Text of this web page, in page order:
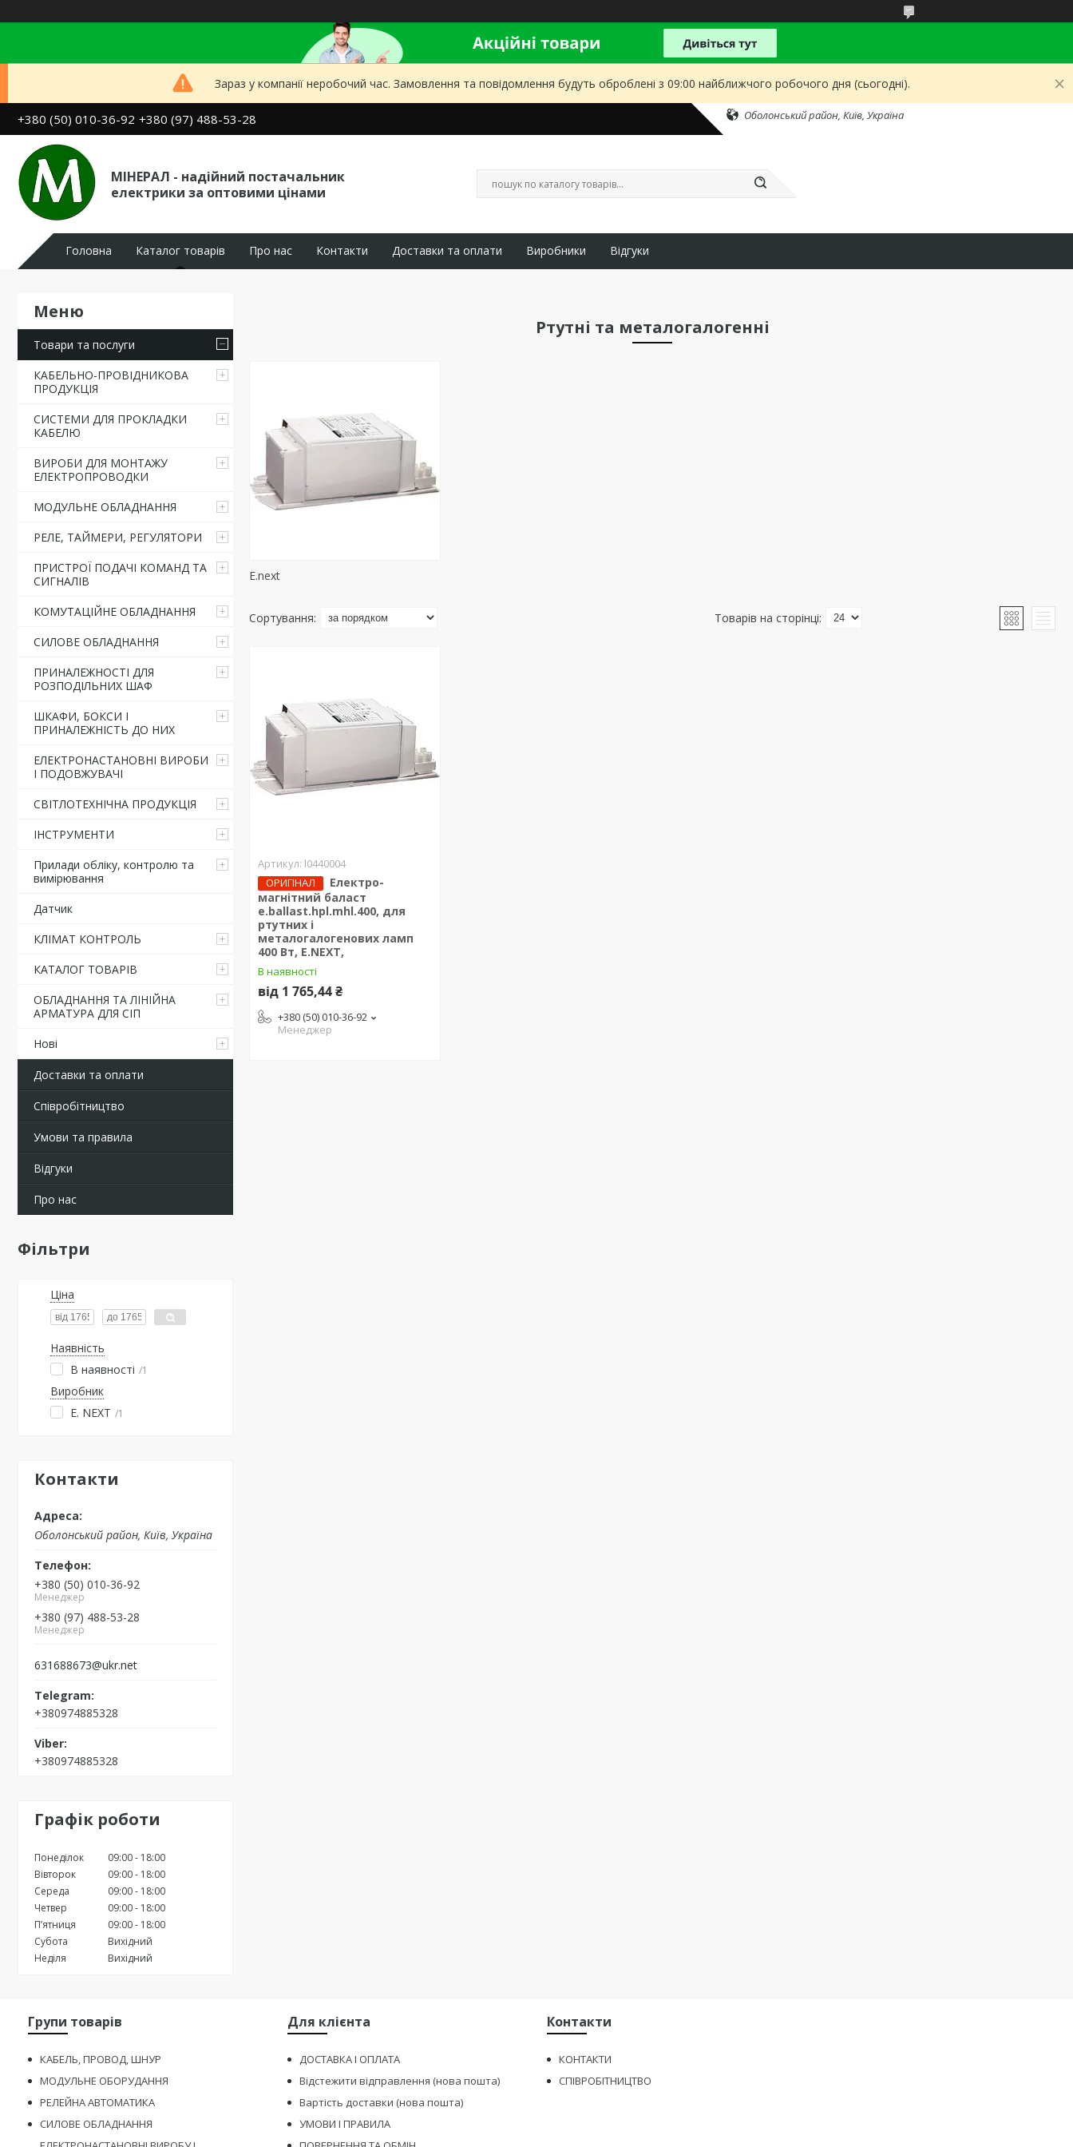
Зараз у компанії неробочий час. Замовлення та повідомлення будуть оброблені з 09:00 найближчого робочого дня (сьогодні).
+380 (50) 010-36-92 +380 (97) 488-53-28 Оболонський район, Київ, Україна
МІНЕРАЛ - надійний постачальник
електрики за оптовими цінами
Головна Каталог товарів Про нас Контакти Доставки та оплати Виробники Відгуки
Товари та послуги
КАБЕЛЬНО-ПРОВІДНИКОВА
ПРОДУКЦІЯ
СИСТЕМИ ДЛЯ ПРОКЛАДКИ
КАБЕЛЮ
ВИРОБИ ДЛЯ МОНТАЖУ
ЕЛЕКТРОПРОВОДКИ
МОДУЛЬНЕ ОБЛАДНАННЯ
РЕЛЕ, ТАЙМЕРИ, РЕГУЛЯТОРИ
ПРИСТРОЇ ПОДАЧІ КОМАНД ТА
СИГНАЛІВ
КОМУТАЦІЙНЕ ОБЛАДНАННЯ
СИЛОВЕ ОБЛАДНАННЯ
ПРИНАЛЕЖНОСТІ ДЛЯ
РОЗПОДІЛЬНИХ ШАФ
ШКАФИ, БОКСИ І
ПРИНАЛЕЖНІСТЬ ДО НИХ
ЕЛЕКТРОНАСТАНОВНІ ВИРОБИ
І ПОДОВЖУВАЧІ
СВІТЛОТЕХНІЧНА ПРОДУКЦІЯ
ІНСТРУМЕНТИ
Прилади обліку, контролю та
вимірювання
Датчик
КЛІМАТ КОНТРОЛЬ
КАТАЛОГ ТОВАРІВ
ОБЛАДНАННЯ ТА ЛІНІЙНА
АРМАТУРА ДЛЯ СІП
Нові
Доставки та оплати
Співробітництво
Умови та правила
Відгуки
Про нас
Фільтри
Ціна
Наявність
В наявності
1
Виробник
E. NEXT
1
Контакти
Оболонський район, Київ, Україна
+380 (50) 010-36-92
Менеджер
+380 (97) 488-53-28
Менеджер
631688673@ukr.net
+380974885328
+380974885328
Графік роботи
Понеділок 09:00
18:00
Вівторок
09:00
18:00
Середа
09:00
18:00
Четвер
09:00
18:00
Пʼятниця
09:00
18:00
Субота
Вихідний
Неділя
Вихідний
Ртутні та металогалогенні
E.next
l0440004
ОРИГІНАЛ
Електро-
магнітний баласт
e.ballast.hpl.mhl.400, для
ртутних і
металогалогенових ламп
400 Вт, E.NEXT,
В наявності
від 1 765,44 ₴
+380 (50) 010-36-92
Менеджер
Групи товарів
КАБЕЛЬ, ПРОВОД, ШНУР
МОДУЛЬНЕ ОБОРУДАННЯ
РЕЛЕЙНА АВТОМАТИКА
СИЛОВЕ ОБЛАДНАННЯ
Для клієнта
ДОСТАВКА І ОПЛАТА
Відстежити відправлення (нова пошта)
Вартість доставки (нова пошта)
УМОВИ І ПРАВИЛА
Контакти
КОНТАКТИ
СПІВРОБІТНИЦТВО